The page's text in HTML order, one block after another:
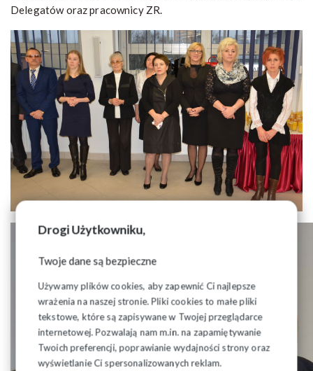
Drogi Użytkowniku,
Twoje dane są bezpieczne
Używamy plików cookies, aby zapewnić Ci najlepsze
wrażenia na naszej stronie. Pliki cookies to małe pliki
tekstowe, które są zapisywane w Twojej przeglądarce
internetowej. Pozwalają nam m.in. na zapamiętywanie
Twoich preferencji, poprawianie wydajności strony oraz
wyświetlanie Ci spersonalizowanych reklam.
Delegatów oraz pracownicy ZR.